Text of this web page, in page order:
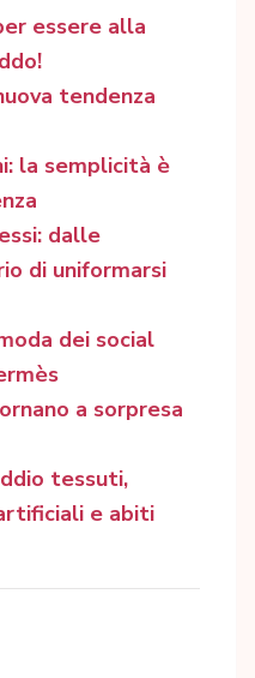
essere alla
tendenza
la semplicità è
dalle
di uniformarsi
dei social
a sorpresa
tessuti,
e abiti